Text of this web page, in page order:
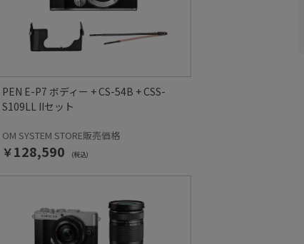
PEN E-P7 ボディー + CS-54B + CSS-
S109LL IIセット
OM SYSTEM STORE販売価格
￥128,590 (税込)